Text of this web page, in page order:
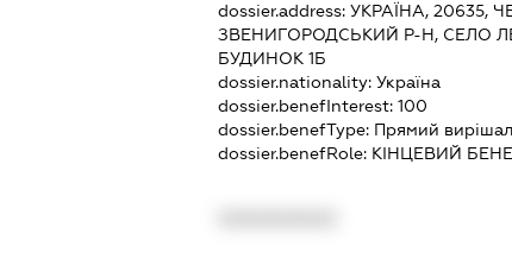
dossier.address:УКРАЇНА, 20635,
ЗВЕНИГОРОДСЬКИЙ Р-Н, СЕЛО
БУДИНОК 1Б
dossier.nationality:Україна
dossier.benefInterest:100
dossier.benefType: Прямий
dossier.benefRole: КІНЦЕВИЙ